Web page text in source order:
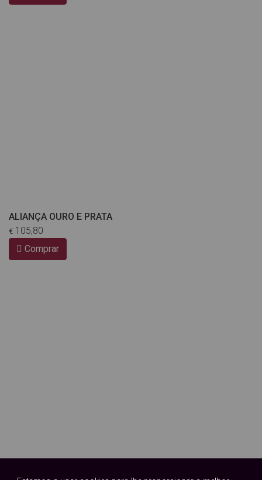
ALIANÇA OURO E PRATA
€ 105,80
Comprar